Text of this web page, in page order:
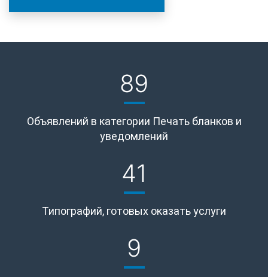
89
Объявлений в категории Печать бланков и
уведомлений
41
Типографий, готовых оказать услуги
9